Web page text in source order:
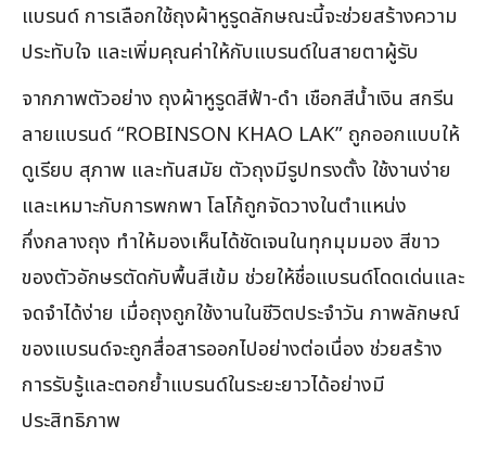
แบรนด์ การเลือกใช้ถุงผ้าหูรูดลักษณะนี้จะช่วยสร้างความ
ประทับใจ และเพิ่มคุณค่าให้กับแบรนด์ในสายตาผู้รับ
จากภาพตัวอย่าง ถุงผ้าหูรูดสีฟ้า-ดำ เชือกสีน้ำเงิน สกรีน
ลายแบรนด์ “ROBINSON KHAO LAK” ถูกออกแบบให้
ดูเรียบ สุภาพ และทันสมัย ตัวถุงมีรูปทรงตั้ง ใช้งานง่าย
และเหมาะกับการพกพา โลโก้ถูกจัดวางในตำแหน่ง
กึ่งกลางถุง ทำให้มองเห็นได้ชัดเจนในทุกมุมมอง สีขาว
ของตัวอักษรตัดกับพื้นสีเข้ม ช่วยให้ชื่อแบรนด์โดดเด่นและ
จดจำได้ง่าย เมื่อถุงถูกใช้งานในชีวิตประจำวัน ภาพลักษณ์
ของแบรนด์จะถูกสื่อสารออกไปอย่างต่อเนื่อง ช่วยสร้าง
การรับรู้และตอกย้ำแบรนด์ในระยะยาวได้อย่างมี
ประสิทธิภาพ